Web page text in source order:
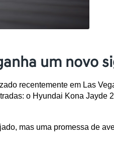
um novo
recentemente em Las
o Hyundai Kona Jayde
mas uma promessa de